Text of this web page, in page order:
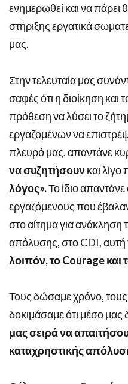
ενημερωθεί και να
στήριξης εργατικά
μας.
Στην τελευταία μας
σαφές ότι η διοίκηση και
πρόθεση να λύσει το
εργαζομένων να
πλευρό μας, απαντάνε
να συζητήσουνκαι λίγο
λόγος».Το ίδιο
εργαζόμενους που
στο αίτημα για
απόλυσης, στο CDI, αυτή
λοιπόν, το Courage και
Τους δώσαμε χρόνο, τους
δοκιμάσαμε ότι μέσο μας
μας σειρά να
καταχρηστικής